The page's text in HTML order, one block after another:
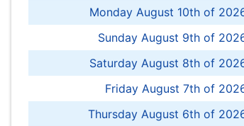
Monday August 10th of
Sunday August 9th of
Saturday August 8th of
Friday August 7th of
Thursday August 6th of